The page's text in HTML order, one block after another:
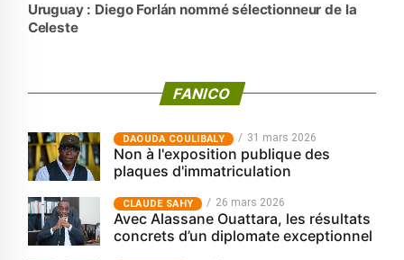
Uruguay : Diego Forlán nommé sélectionneur de la
Celeste
FANICO
‎DAOUDA COULIBALY 31 mars 2026
Non à l'exposition publique des
plaques d'immatriculation
CLAUDE SAHY 26 mars 2026
Avec Alassane Ouattara, les résultats
concrets d’un diplomate exceptionnel